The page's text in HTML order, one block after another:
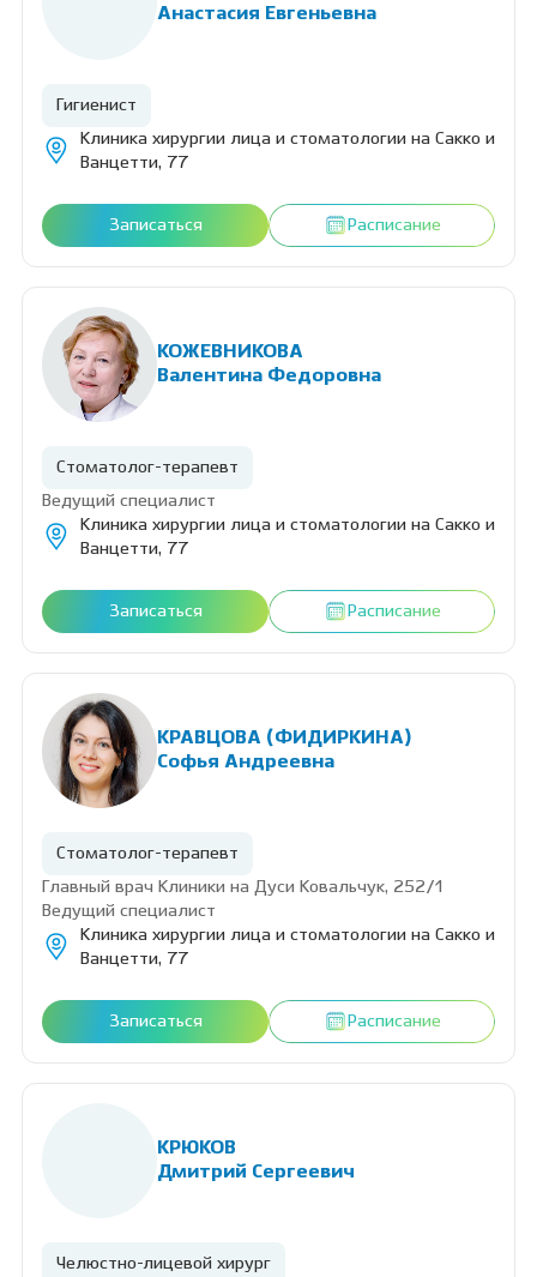
Анастасия Евгеньевна
Гигиенист
Клиника хирургии лица и стоматологии на Сакко и
Ванцетти, 77
Записаться Расписание
КОЖЕВНИКОВА
Валентина Федоровна
Стоматолог-терапевт
Ведущий специалист
Клиника хирургии лица и стоматологии на Сакко и
Ванцетти, 77
Записаться Расписание
КРАВЦОВА (ФИДИРКИНА)
Софья Андреевна
Стоматолог-терапевт
Главный врач Клиники на Дуси Ковальчук, 252/1
Ведущий специалист
Клиника хирургии лица и стоматологии на Сакко и
Ванцетти, 77
Записаться Расписание
КРЮКОВ
Дмитрий Сергеевич
Челюстно-лицевой хирург